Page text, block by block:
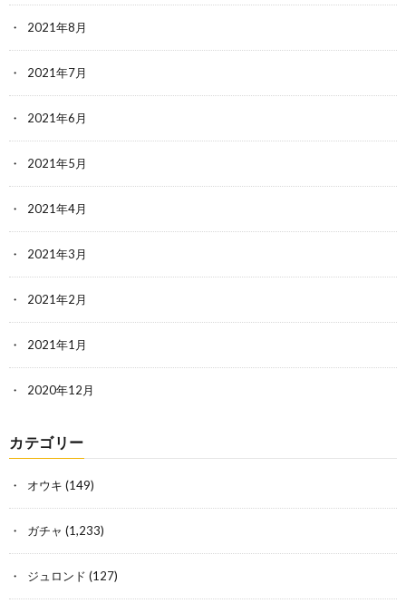
2021年8月
2021年7月
2021年6月
2021年5月
2021年4月
2021年3月
2021年2月
2021年1月
2020年12月
カテゴリー
オウキ (149)
ガチャ (1,233)
ジュロンド (127)